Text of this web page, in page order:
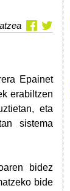
Epainet
erabiltzen
eta
sistema
bidez
bide